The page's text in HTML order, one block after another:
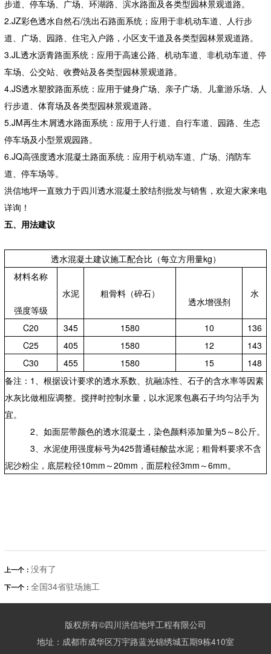
步道、停车场、广场、环湖路、滨水路面及各类型园林景观道路。
2.JZ彩色透水自然石/洗出石路面系统；应用于非机动车道、人行步
道、广场、园路、住宅入户路，小区支干道及各类型园林景观道路。
3.JL透水沥青路面系统：应用于高速公路、机动车道、非机动车道、停
车场、公交站、收费站及各类型园林景观道路。
4.JS透水塑胶路面系统：应用于健身广场、亲子广场、儿童游乐场、人
行步道、体育场及各类型园林景观道路。
5.JM再生木屑透水路面系统：应用于人行道、自行车道、园路、生态
停车场及小型景观园路。
6.JQ高强度透水混凝土路面系统：应用于机动车道、广场、消防车
道、停车场等。
洪信地坪一直致力于四川透水混凝土胶结剂批发与销售，欢迎大家来电
详询！
五、用法建议
透水混凝土建议施工配合比（每立方用量kg）
材料名称
强度等级
水泥 粗骨料（碎石）
透水增强剂
水
C20 345 1580 10
136
C25
405 1580 12
143
C30
455 1580 15
148
备注：1、根据设计要求的透水系数、抗融冻性、石子的含水率等因素
水灰比做相应调整。搅拌时控制水量，以水泥浆包裹石子均匀沾手为
宜。
2、如面层带颜色的透水混凝土，染色颜料添加量为5～8公斤。
3、水泥使用强度标号为425普通硅酸盐水泥；粗骨料要求不含
泥沙粉尘，底层粒径10mm～20mm，面层粒径3mm～6mm。
上一个： 没有了
下一个： 全国34省驻场施工
版权所有©四川洪信地坪工程有限公司
地址：成都市成华区万宇路蓝光锦绣城五期9栋410室